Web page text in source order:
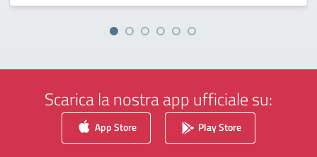
Scarica la nostra app ufficiale su:
App Store Play Store